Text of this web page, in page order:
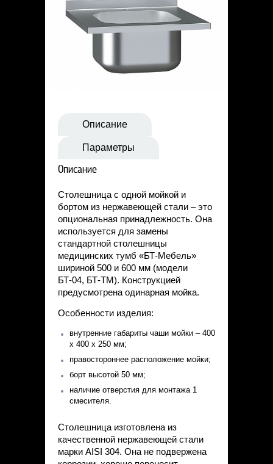
Статьи
Контакты
Описание
Параметры
Описание
Столешница с одной мойкой и
бортом из нержавеющей стали – это
опциональная принадлежность. Она
используется для замены
стандартной столешницы
медицинских тумб «БТ-Мебель»
шириной 500 и 600 мм (модели
БТ-04, БТ-ТМ). Конструкцией
предусмотрена одинарная мойка.
Особенности изделия:
внутренние габариты чаши мойки – 400
х 400 х 250 мм;
правостороннее расположение мойки;
борт высотой 50 мм;
наличие отверстия для монтажа 1
смесителя.
Столешница изготовлена из
качественной нержавеющей стали
марки AISI 304. Она не подвержена